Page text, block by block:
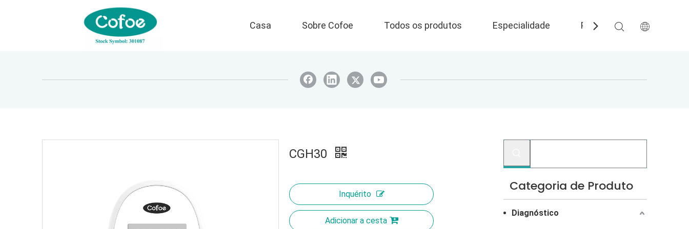
Casa Sobre Cofoe Todos os produtos Especialidade Perguntas frequentes
CGH30
Inquérito
Adicionar a cesta
Categoria de Produto
Diagnóstico